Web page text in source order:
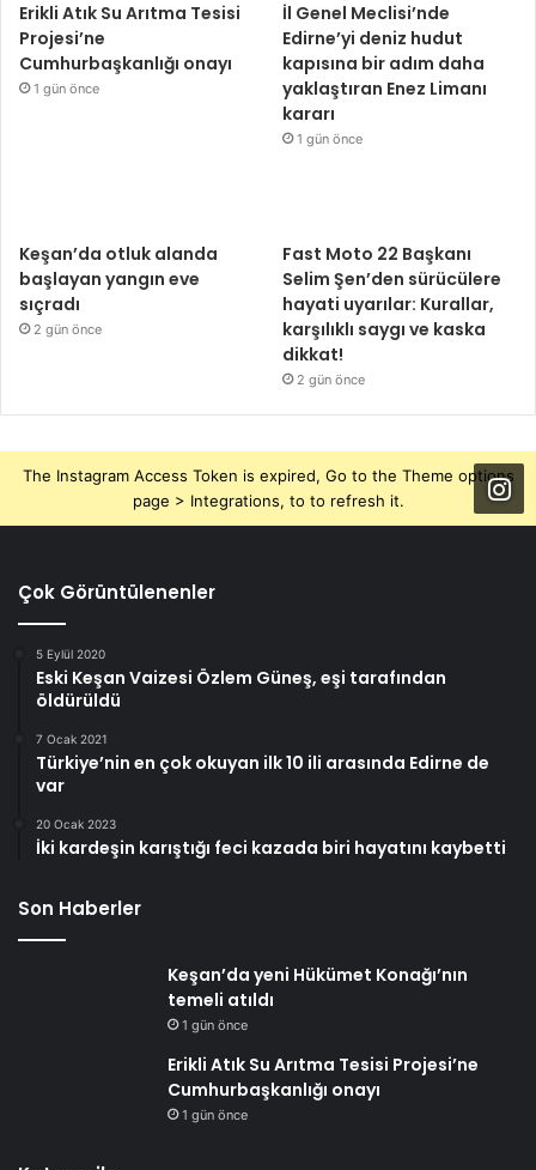
Erikli Atık Su Arıtma Tesisi
Projesi’ne
Cumhurbaşkanlığı onayı
1 gün önce
İl Genel Meclisi’nde
Edirne’yi deniz hudut
kapısına bir adım daha
yaklaştıran Enez Limanı
kararı
1 gün önce
Keşan’da otluk alanda
başlayan yangın eve
sıçradı
2 gün önce
Fast Moto 22 Başkanı
Selim Şen’den sürücülere
hayati uyarılar: Kurallar,
karşılıklı saygı ve kaska
dikkat!
2 gün önce
The Instagram Access Token is expired, Go to the Theme options
page > Integrations, to to refresh it.
Çok Görüntülenenler
5 Eylül 2020
Eski Keşan Vaizesi Özlem Güneş, eşi tarafından
öldürüldü
7 Ocak 2021
Türkiye’nin en çok okuyan ilk 10 ili arasında Edirne de
var
20 Ocak 2023
İki kardeşin karıştığı feci kazada biri hayatını kaybetti
Son Haberler
Keşan’da yeni Hükümet Konağı’nın
temeli atıldı
1 gün önce
Erikli Atık Su Arıtma Tesisi Projesi’ne
Cumhurbaşkanlığı onayı
1 gün önce